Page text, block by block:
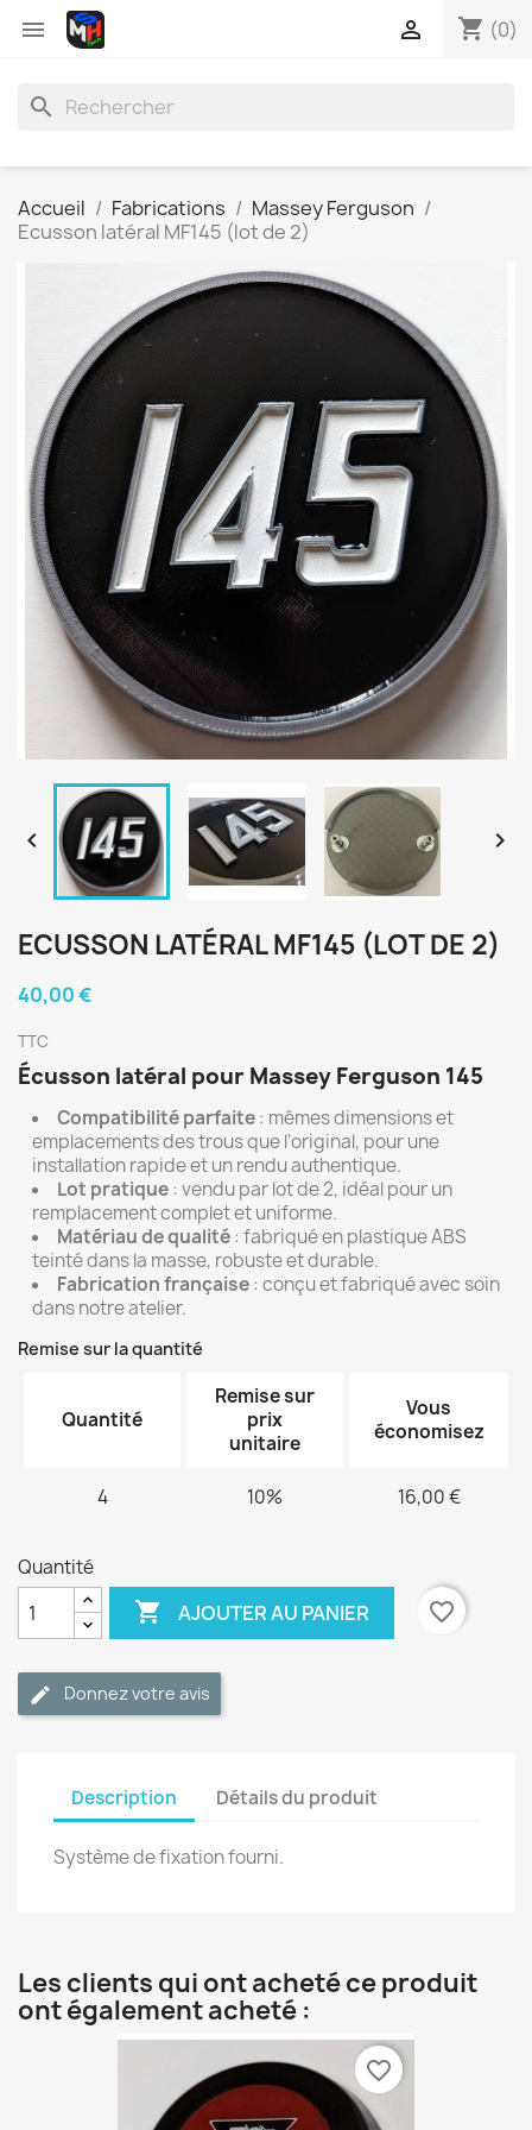
 shopping_cart (0)

search
Accueil Fabrications
Massey Ferguson
Ecusson latéral MF145 (lot de 2)
 
ECUSSON LATÉRAL MF145 (LOT DE 2)
40,00 €
TTC
Écusson latéral pour Massey Ferguson 145
Compatibilité parfaite: mêmes dimensions et
emplacements des trous que l'original, pour une
installation rapide et un rendu authentique.
Lot pratique: vendu par lot de 2, idéal pour un
remplacement complet et uniforme.
Matériau de qualité: fabriqué en plastique ABS
teinté dans la masse, robuste et durable.
Fabrication française: conçu et fabriqué avec soin
dans notre atelier.
Remise sur la quantité
Quantité
Remise sur
prix
unitaire
Vous
économisez
4 10% 16,00 €
Quantité
 AJOUTER AU PANIER favorite_border
Donnez votre avis
Description Détails du produit
Système de fixation fourni.
Les clients qui ont acheté ce produit
ont également acheté :
favorite_border